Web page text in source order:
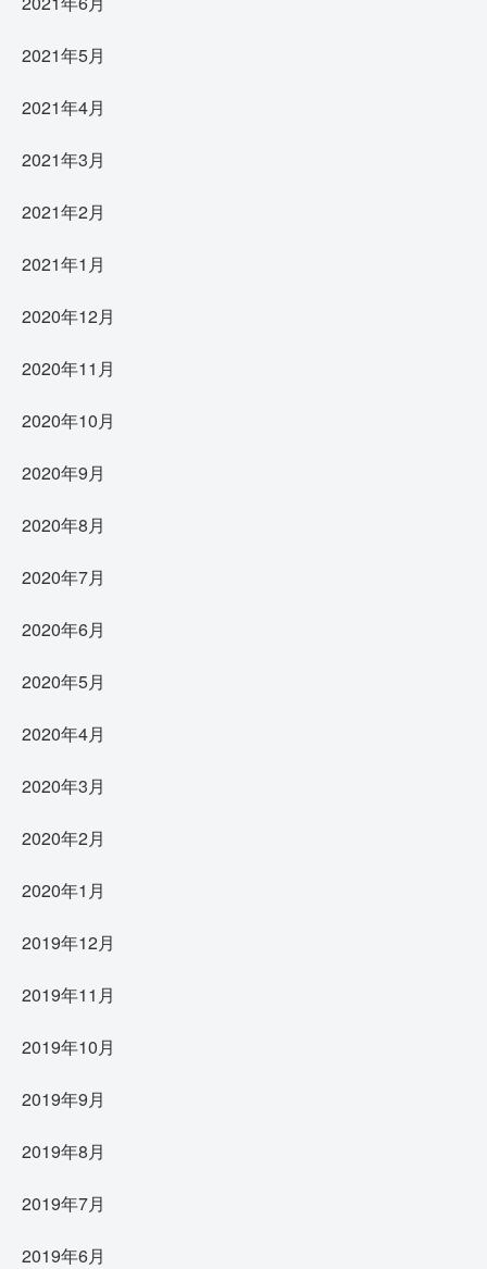
2021年5月
2021年4月
2021年3月
2021年2月
2021年1月
2020年12月
2020年11月
2020年10月
2020年9月
2020年8月
2020年7月
2020年6月
2020年5月
2020年4月
2020年3月
2020年2月
2020年1月
2019年12月
2019年11月
2019年10月
2019年9月
2019年8月
2019年7月
2019年6月